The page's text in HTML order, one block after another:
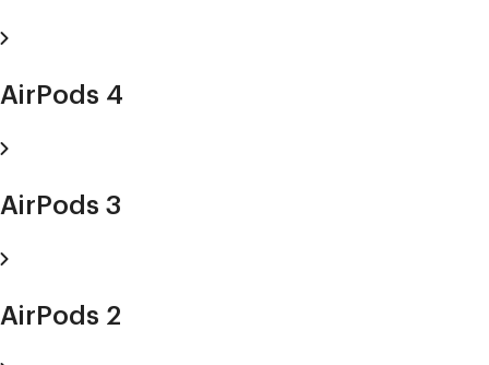
AirPods 4
AirPods 3
AirPods 2